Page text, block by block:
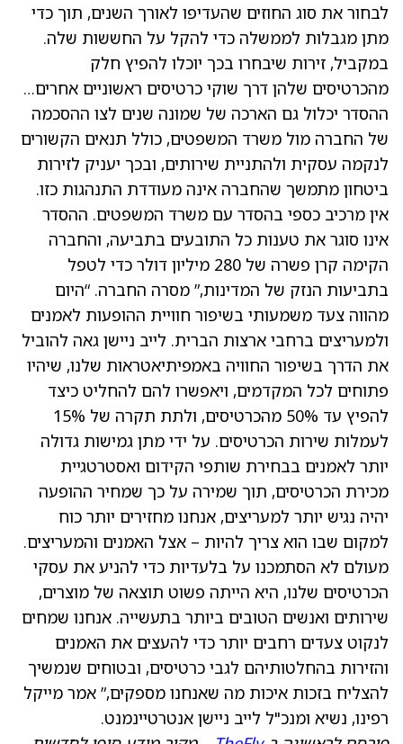
לבחור את סוג החוזים שהעדיפו לאורך השנים, תוך כדי
מתן מגבלות לממשלה כדי להקל על החששות שלה.
במקביל, זירות שיבחרו בכך יוכלו להפיץ חלק
מהכרטיסים שלהן דרך שוקי כרטיסים ראשוניים אחרים…
ההסדר יכלול גם הארכה של שמונה שנים לצו ההסכמה
של החברה מול משרד המשפטים, כולל תנאים הקשורים
לנקמה עסקית ולהתניית שירותים, ובכך יעניק לזירות
ביטחון מתמשך שהחברה אינה מעודדת התנהגות כזו.
אין מרכיב כספי בהסדר עם משרד המשפטים. ההסדר
אינו סוגר את טענות כל התובעים בתביעה, והחברה
הקימה קרן פשרה של 280 מיליון דולר כדי לטפל
בתביעות הנזק של המדינות,” מסרה החברה. “היום
מהווה צעד משמעותי בשיפור חוויית ההופעות לאמנים
ולמעריצים ברחבי ארצות הברית. לייב ניישן גאה להוביל
את הדרך בשיפור החוויה באמפיתיאטראות שלנו, שיהיו
פתוחים לכל המקדמים, ויאפשרו להם להחליט כיצד
להפיץ עד 50% מהכרטיסים, ולתת תקרה של 15%
לעמלות שירות הכרטיסים. על ידי מתן גמישות גדולה
יותר לאמנים בבחירת שותפי הקידום ואסטרטגיית
מכירת הכרטיסים, תוך שמירה על כך שמחיר ההופעה
יהיה נגיש יותר למעריצים, אנחנו מחזירים יותר כוח
למקום שבו הוא צריך להיות – אצל האמנים והמעריצים.
מעולם לא הסתמכנו על בלעדיות כדי להניע את עסקי
הכרטיסים שלנו, היא הייתה פשוט תוצאה של מוצרים,
שירותים ואנשים הטובים ביותר בתעשייה. אנחנו שמחים
לנקוט צעדים רחבים יותר כדי להעצים את האמנים
והזירות בהחלטותיהם לגבי כרטיסים, ובטוחים שנמשיך
להצליח בזכות איכות מה שאנחנו מספקים,” אמר מייקל
רפינו, נשיא ומנכ"ל לייב ניישן אנטרטיינמנט.